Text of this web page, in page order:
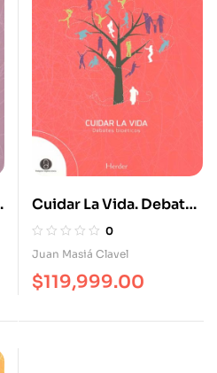
Cuidar La Vida. Debates
Bioéticos 0
Juan Masiá Clavel
$119,999.00